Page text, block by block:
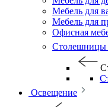
Мебель для
Мебель для
Офисная
Столешницы
Освещение